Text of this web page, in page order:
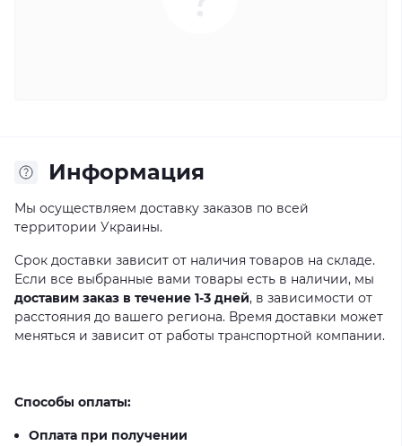
Информация
Мы осуществляем доставку заказов по всей
территории Украины.
Срок доставки зависит от наличия товаров на складе.
Если все выбранные вами товары есть в наличии, мы
доставим заказ в течение 1-3 дней, в зависимости от
расстояния до вашего региона. Время доставки может
меняться и зависит от работы транспортной компании.
Способы оплаты:
Оплата при получении